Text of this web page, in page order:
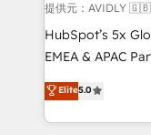
提供元：
HubSpot’s 5x
EMEA & APAC
experienced and
Partner. 🚀 With 2,750+ HubSpot projects delivered
and 370+
Elite5.0